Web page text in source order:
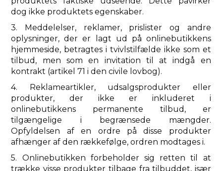
dog ikke produktets egenskaber.
3. Meddelelser, reklamer, prislister og andre
oplysninger, der er lagt ud på onlinebutikkens
hjemmeside, betragtes i tvivlstilfælde ikke som et
tilbud, men som en invitation til at indgå en
kontrakt (artikel 71 i den civile lovbog).
4. Reklameartikler, udsalgsprodukter eller
produkter, der ikke er inkluderet i
onlinebutikkens permanente tilbud, er
tilgængelige i begrænsede mængder.
Opfyldelsen af ​​en ordre på disse produkter
afhænger af den rækkefølge, ordren modtages i.
5. Onlinebutikken forbeholder sig retten til at
trække visse produkter tilbage fra tilbuddet, især